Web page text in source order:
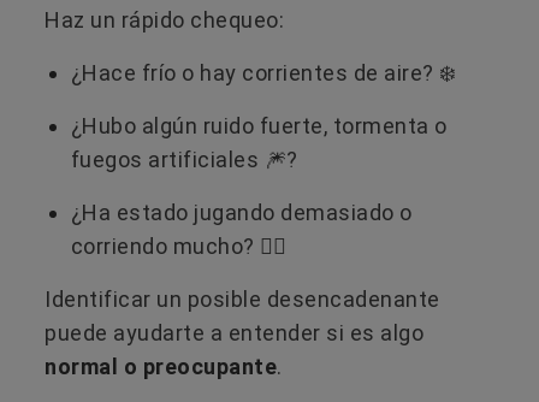
Haz un rápido chequeo:
¿Hace frío o hay corrientes de aire? ❄️
¿Hubo algún ruido fuerte, tormenta o
fuegos artificiales 🎆?
¿Ha estado jugando demasiado o
corriendo mucho? 🏃‍♂️
Identificar un posible desencadenante
puede ayudarte a entender si es algo
normal o preocupante.